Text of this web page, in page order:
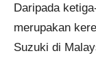
Daripada
merupakan
Suzuki di